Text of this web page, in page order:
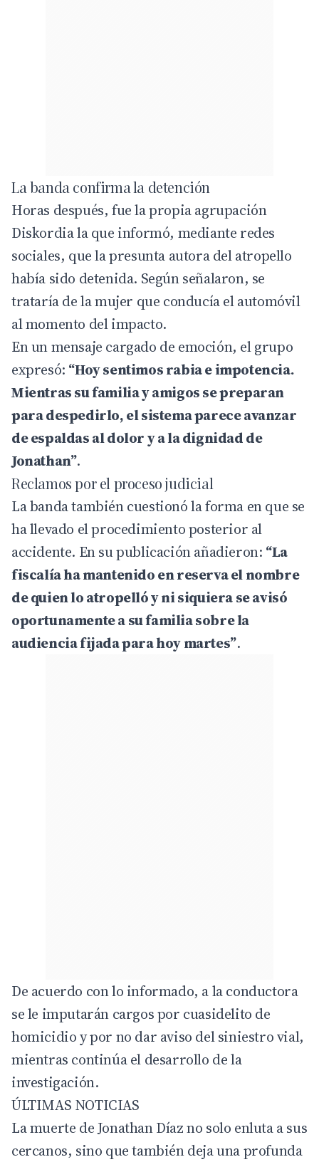
La banda confirma la detención
Horas después, fue la propia agrupación
Diskordia la que informó, mediante redes
sociales, que la presunta autora del atropello
había sido detenida. Según señalaron, se
trataría de la mujer que conducía el automóvil
al momento del impacto.
En un mensaje cargado de emoción, el grupo
expresó: “Hoy sentimos rabia e impotencia.
Mientras su familia y amigos se preparan
para despedirlo, el sistema parece avanzar
de espaldas al dolor y a la dignidad de
Jonathan”.
Reclamos por el proceso judicial
La banda también cuestionó la forma en que se
ha llevado el procedimiento posterior al
accidente. En su publicación añadieron: “La
fiscalía ha mantenido en reserva el nombre
de quien lo atropelló y ni siquiera se avisó
oportunamente a su familia sobre la
audiencia fijada para hoy martes”.
De acuerdo con lo informado, a la conductora
se le imputarán cargos por cuasidelito de
homicidio y por no dar aviso del siniestro vial,
mientras continúa el desarrollo de la
investigación.
ÚLTIMAS NOTICIAS
La muerte de Jonathan Díaz no solo enluta a sus
cercanos, sino que también deja una profunda